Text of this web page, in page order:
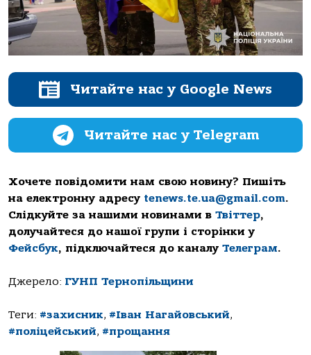
Читайте нас у Google News
Читайте нас у Telegram
Хочете повідомити нам свою новину? Пишіть
на електронну адресу tenews.te.ua@gmail.com.
Слідкуйте за нашими новинами в Твіттер,
долучайтеся до нашої групи і сторінки у
Фейсбук, підключайтеся до каналу Телеграм.
Джерело: ГУНП Тернопільщини
Теги: #захисник, #Іван Нагайовський,
#поліцейський, #прощання